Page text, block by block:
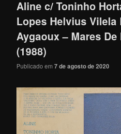
Aline c/ Toninho
Lopes Helvius Vilela
Aygaoux – Mares De
(1988)
Publicado em7 de agosto de 2020